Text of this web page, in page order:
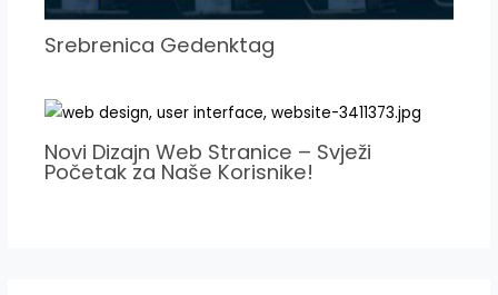
Srebrenica Gedenktag
Novi Dizajn Web Stranice – Svježi
Početak za Naše Korisnike!